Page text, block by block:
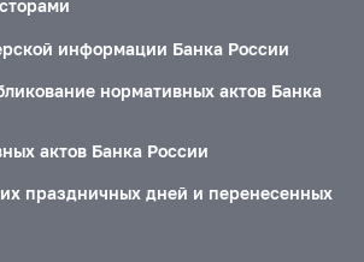
информации Банка России
нормативных актов Банка
актов Банка России
праздничных дней и перенесенных